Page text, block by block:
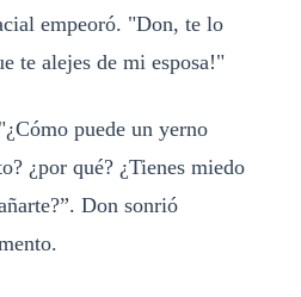
empeoró. "Don, te lo
te alejes de mi esposa!"
puede un yerno
¿por qué? ¿Tienes miedo
Don sonrió